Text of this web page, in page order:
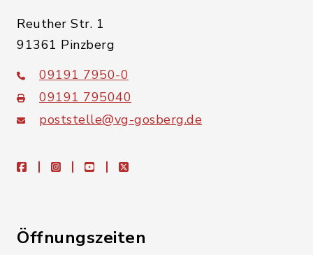
Reuther Str. 1
91361 Pinzberg
09191 7950-0
09191 795040
poststelle@vg-gosberg.de
facebookinstagramyoutubeX
Öffnungszeiten